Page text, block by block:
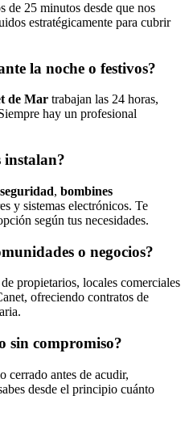
de 25 minutos desde que nos
estratégicamente para cubrir
la noche o festivos?
de Mar trabajan las 24 horas,
hay un profesional
instalan?
, bombines
y sistemas electrónicos. Te
según tus necesidades.
o negocios?
propietarios, locales comerciales
ofreciendo contratos de
sin compromiso?
cerrado antes de acudir,
desde el principio cuánto